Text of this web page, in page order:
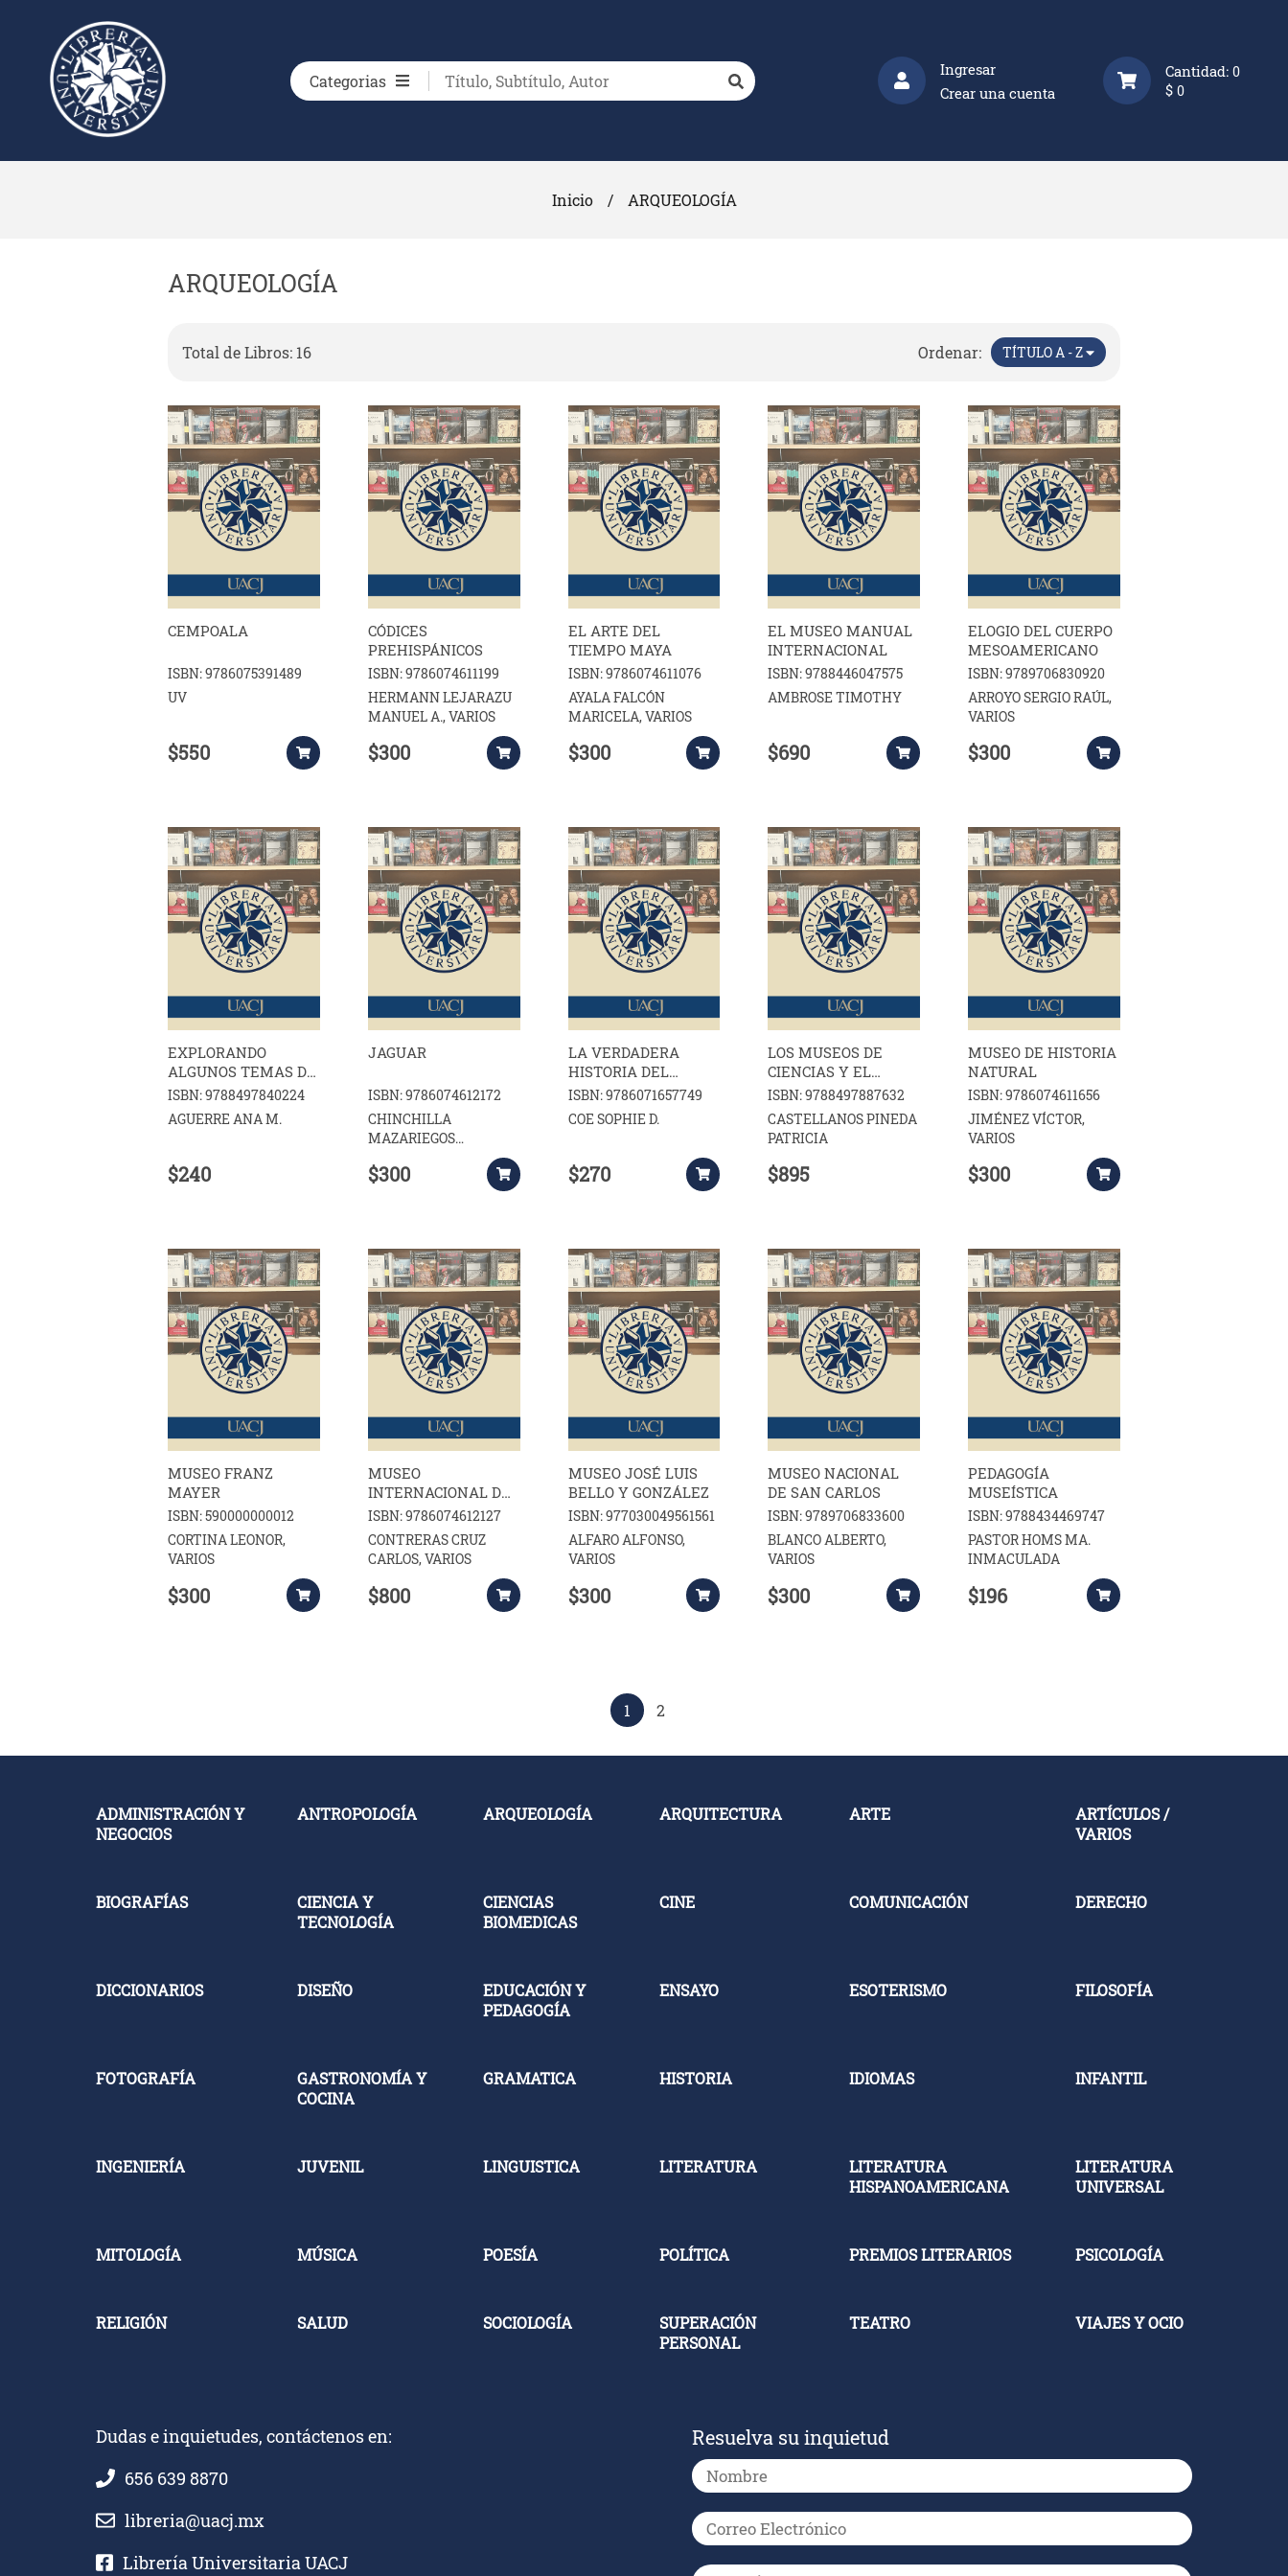
Categorias
Ingresar
Crear una cuenta
Cantidad: 0
$ 0
Inicio / ARQUEOLOGÍA
ARQUEOLOGÍA
Total de Libros: 16 Ordenar: TÍTULO A - Z
CEMPOALA
ISBN: 9786075391489
UV
$550
CÓDICES
PREHISPÁNICOS
ISBN: 9786074611199
HERMANN LEJARAZU
MANUEL A., VARIOS
$300
EL ARTE DEL
TIEMPO MAYA
ISBN: 9786074611076
AYALA FALCÓN
MARICELA, VARIOS
$300
EL MUSEO MANUAL
INTERNACIONAL
ISBN: 9788446047575
AMBROSE TIMOTHY
$690
ELOGIO DEL CUERPO
MESOAMERICANO
ISBN: 9789706830920
ARROYO SERGIO RAÚL,
VARIOS
$300
EXPLORANDO
ALGUNOS TEMAS DE
ARQUEOLOGIA
ISBN: 9788497840224
AGUERRE ANA M.
$240
JAGUAR
ISBN: 9786074612172
CHINCHILLA
MAZARIEGOS
$300
LA VERDADERA
HISTORIA DEL
CHOCOLATE
ISBN: 9786071657749
COE SOPHIE D.
$270
LOS MUSEOS DE
CIENCIAS Y EL
CONSUMO CULTURAL
ISBN: 9788497887632
CASTELLANOS PINEDA
PATRICIA
$895
MUSEO DE HISTORIA
NATURAL
ISBN: 9786074611656
JIMÉNEZ VÍCTOR,
VARIOS
$300
MUSEO FRANZ
MAYER
ISBN: 590000000012
CORTINA LEONOR,
VARIOS
$300
MUSEO
INTERNACIONAL DEL
BARROCO
ISBN: 9786074612127
CONTRERAS CRUZ
CARLOS, VARIOS
$800
MUSEO JOSÉ LUIS
BELLO Y GONZÁLEZ
ISBN: 977030049561561
ALFARO ALFONSO,
VARIOS
$300
MUSEO NACIONAL
DE SAN CARLOS
ISBN: 9789706833600
BLANCO ALBERTO,
VARIOS
$300
PEDAGOGÍA
MUSEÍSTICA
ISBN: 9788434469747
PASTOR HOMS MA.
INMACULADA
$196
1 2
ADMINISTRACIÓN Y
NEGOCIOS
ANTROPOLOGÍA ARQUEOLOGÍA ARQUITECTURA ARTE
ARTÍCULOS /
VARIOS
BIOGRAFÍAS
CIENCIA Y
TECNOLOGÍA
CIENCIAS
BIOMEDICAS
CINE COMUNICACIÓN DERECHO
DICCIONARIOS DISEÑO
EDUCACIÓN Y
PEDAGOGÍA
ENSAYO ESOTERISMO FILOSOFÍA
FOTOGRAFÍA
GASTRONOMÍA Y
COCINA
GRAMATICA HISTORIA IDIOMAS INFANTIL
INGENIERÍA JUVENIL LINGUISTICA LITERATURA
LITERATURA
HISPANOAMERICANA
LITERATURA
UNIVERSAL
MITOLOGÍA MÚSICA POESÍA POLÍTICA PREMIOS LITERARIOS PSICOLOGÍA
RELIGIÓN SALUD SOCIOLOGÍA
SUPERACIÓN
PERSONAL
TEATRO VIAJES Y OCIO
Dudas e inquietudes, contáctenos en:
656 639 8870
libreria@uacj.mx
Librería Universitaria UACJ
Resuelva su inquietud